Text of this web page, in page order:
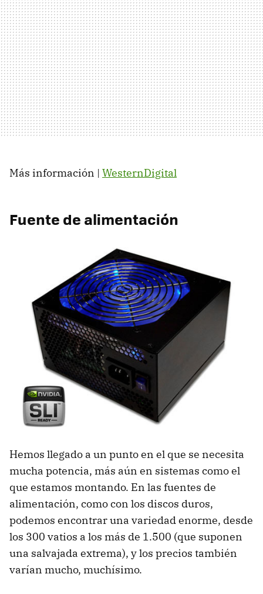
Más información | WesternDigital
Fuente de alimentación
Hemos llegado a un punto en el que se necesita
mucha potencia, más aún en sistemas como el
que estamos montando. En las fuentes de
alimentación, como con los discos duros,
podemos encontrar una variedad enorme, desde
los 300 vatios a los más de 1.500 (que suponen
una salvajada extrema), y los precios también
varían mucho, muchísimo.